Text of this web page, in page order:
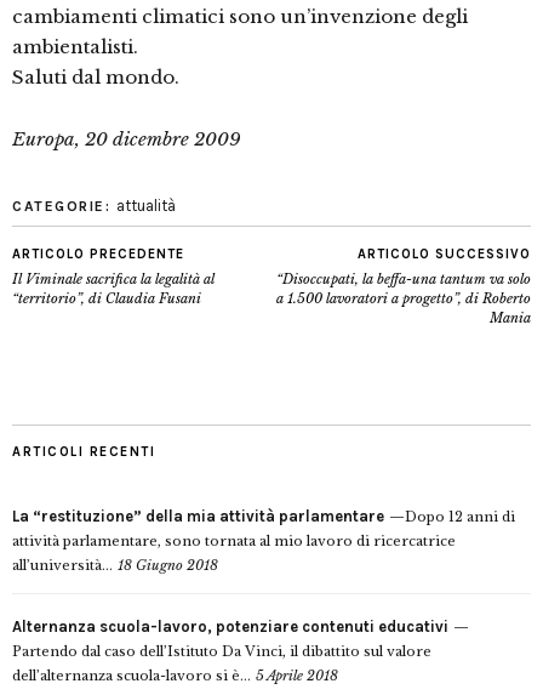
cambiamenti climatici sono un’invenzione degli
ambientalisti.
Saluti dal mondo.
Europa, 20 dicembre 2009
CATEGORIE: attualità
ARTICOLO PRECEDENTE
Il Viminale sacrifica la legalità al
“territorio”, di Claudia Fusani
ARTICOLO SUCCESSIVO
“Disoccupati, la beffa-una tantum va solo
a 1.500 lavoratori a progetto”, di Roberto
Mania
ARTICOLI RECENTI
La “restituzione” della mia attività parlamentare
Dopo 12 anni di
attività parlamentare, sono tornata al mio lavoro di ricercatrice
all’università... 18 Giugno 2018
Alternanza scuola-lavoro, potenziare contenuti educativi
Partendo dal caso dell’Istituto Da Vinci, il dibattito sul valore
dell’alternanza scuola-lavoro si è... 5 Aprile 2018